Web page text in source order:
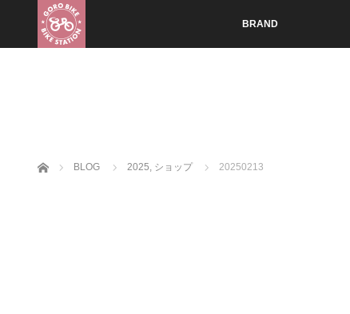
BRAND
ホーム BLOG 2025, ショップ 20250213